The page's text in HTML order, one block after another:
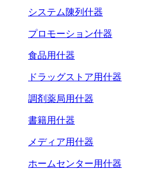
システム陳列什器
プロモーション什器
食品用什器
ドラッグストア用什器
調剤薬局用什器
書籍用什器
メディア用什器
ホームセンター用什器